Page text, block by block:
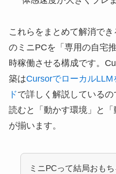
これらをまとめて解消で
のミニPCを「専用の自宅
時稼働させる構成です。
築はCursorでローカル
ドで詳しく解説している
読むと「動かす環境」と
が揃います。
ミニPCって結局おも